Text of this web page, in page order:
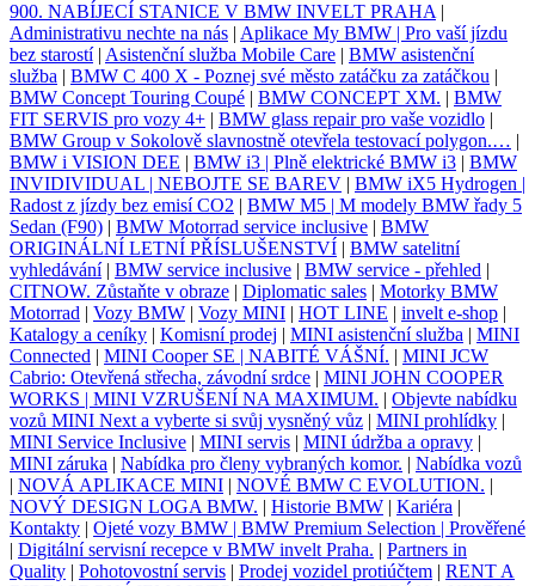
900. NABÍJECÍ STANICE V BMW INVELT PRAHA |
Administrativu nechte na nás | Aplikace My BMW | Pro vaší jízdu
bez starostí| Asistenční služba Mobile Care | BMW asistenční
služba | BMW C 400 X - Poznej své město zatáčku za zatáčkou |
BMW Concept Touring Coupé | BMW CONCEPT XM. | BMW
FIT SERVIS pro vozy 4+ | BMW glass repair pro vaše vozidlo |
BMW Group v Sokolově slavnostně otevřela testovací polygon.… |
BMW i VISION DEE | BMW i3 | Plně elektrické BMW i3 | BMW
INVIDIVIDUAL | NEBOJTE SE BAREV | BMW iX5 Hydrogen |
Radost z jízdy bez emisí CO2 | BMW M5 | M modely BMW řady 5
Sedan (F90) | BMW Motorrad service inclusive | BMW
ORIGINÁLNÍ LETNÍ PŘÍSLUŠENSTVÍ | BMW satelitní
vyhledávání| BMW service inclusive | BMW service - přehled |
CITNOW. Zůstaňte v obraze | Diplomatic sales | Motorky BMW
Motorrad | Vozy BMW | Vozy MINI | HOT LINE | invelt e-shop |
Katalogy a ceníky | Komisní prodej | MINI asistenční služba | MINI
Connected | MINI Cooper SE | NABITÉ VÁŠNÍ. | MINI JCW
Cabrio: Otevřená střecha, závodní srdce | MINI JOHN COOPER
WORKS | MINI VZRUŠENÍ NA MAXIMUM. | Objevte nabídku
vozů MINI Next a vyberte si svůj vysněný vůz | MINI prohlídky |
MINI Service Inclusive | MINI servis | MINI údržba a opravy |
MINI záruka | Nabídka pro členy vybraných komor. | Nabídka vozů
| NOVÁ APLIKACE MINI | NOVÉ BMW C EVOLUTION. |
NOVÝ DESIGN LOGA BMW. | Historie BMW | Kariéra |
Kontakty | Ojeté vozy BMW | BMW Premium Selection | Prověřené
| Digitální servisní recepce v BMW invelt Praha. | Partners in
Quality | Pohotovostní servis | Prodej vozidel protiúčtem | RENT A